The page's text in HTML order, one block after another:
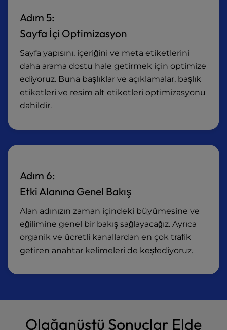
Adım 5:
Sayfa İçi Optimizasyon
Sayfa yapısını, içeriğini ve meta etiketlerini
daha arama dostu hale getirmek için optimize
ediyoruz. Buna başlıklar ve açıklamalar, başlık
etiketleri ve resim alt etiketleri optimizasyonu
dahildir.
Adım 6:
Etki Alanına Genel Bakış
Alan adınızın zaman içindeki büyümesine ve
eğilimine genel bir bakış sağlayacağız. Ayrıca
organik ve ücretli kanallardan en çok trafik
getiren anahtar kelimeleri de keşfediyoruz.
Olağanüstü Sonuçlar Elde